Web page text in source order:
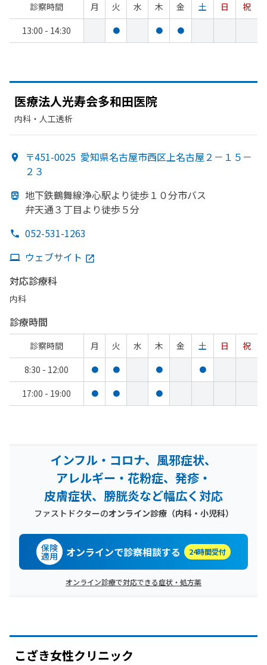
診察時間 月 火 水 木 金 土 日
祝
13:00 - 14:30
● ● ●
医療法人光寿会多和田医院
内科・​人工透析
〒451-0025 愛知県名古屋市西区上名古屋２－１５－
２３
地下鉄鶴舞線浄心駅より徒歩１０分市バス
弁天通３丁目より徒歩５分
052-531-1263
ウェブサイト
対応診療科
内科
診療時間
診察時間 月 火 水 木 金 土 日
祝
8:30 - 12:00
● ● ● ●
17:00 - 19:00 ● ● ●
インフル・コロナ、風邪症状、
アレルギー・花粉症、発疹・
皮膚症状、膀胱炎など幅広く対応
ファストドクターのオンライン診療（内科・小児科）
保険
適用 オンラインで診察相談する 24時間受付
オンライン診療で対応できる症状・処方薬
こざき女性クリニック